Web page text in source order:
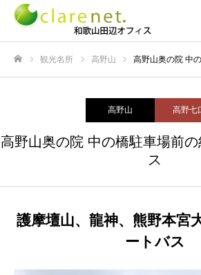
観光名所 高野山 高野山奥の院 中の橋
高野山 高野七
高野山奥の院 中の橋駐車場前
ス
護摩壇山、龍神、熊野本宮
ートバス